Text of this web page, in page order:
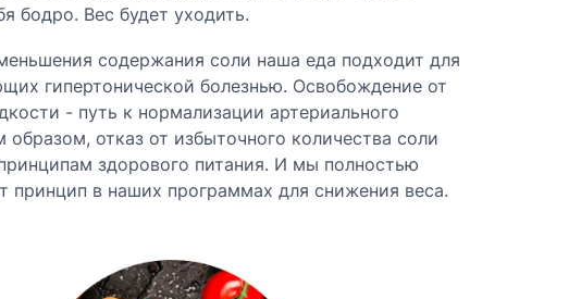
бодро. Вес будет уходить.
содержания соли наша еда подходит для
гипертонической болезнью. Освобождение от
- путь к нормализации артериального
образом, отказ от избыточного количества соли
здорового питания. И мы полностью
принцип в наших программах для снижения веса.